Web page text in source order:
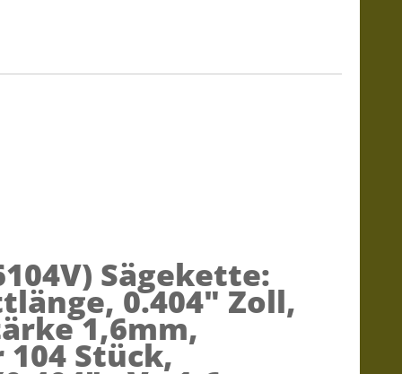
Sägekette:
0.404" Zoll,
1,6mm,
Stück,